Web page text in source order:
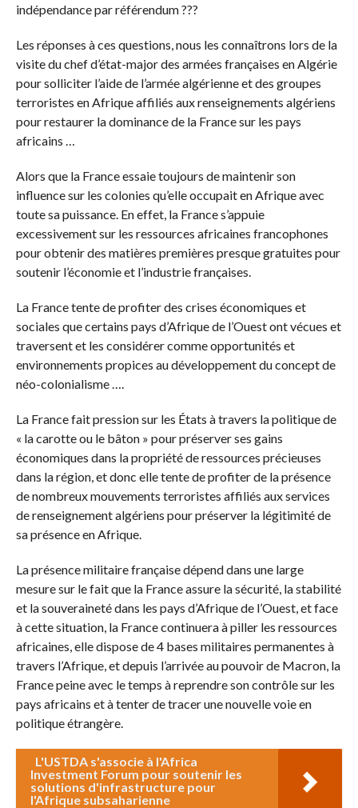
indépendance par référendum ???
Les réponses à ces questions, nous les connaîtrons lors de la
visite du chef d’état-major des armées françaises en Algérie
pour solliciter l’aide de l’armée algérienne et des groupes
terroristes en Afrique affiliés aux renseignements algériens
pour restaurer la dominance de la France sur les pays
africains …
Alors que la France essaie toujours de maintenir son
influence sur les colonies qu’elle occupait en Afrique avec
toute sa puissance. En effet, la France s’appuie
excessivement sur les ressources africaines francophones
pour obtenir des matières premières presque gratuites pour
soutenir l’économie et l’industrie françaises.
La France tente de profiter des crises économiques et
sociales que certains pays d’Afrique de l’Ouest ont vécues et
traversent et les considérer comme opportunités et
environnements propices au développement du concept de
néo-colonialisme ….
La France fait pression sur les États à travers la politique de
« la carotte ou le bâton » pour préserver ses gains
économiques dans la propriété de ressources précieuses
dans la région, et donc elle tente de profiter de la présence
de nombreux mouvements terroristes affiliés aux services
de renseignement algériens pour préserver la légitimité de
sa présence en Afrique.
La présence militaire française dépend dans une large
mesure sur le fait que la France assure la sécurité, la stabilité
et la souveraineté dans les pays d’Afrique de l’Ouest, et face
à cette situation, la France continuera à piller les ressources
africaines, elle dispose de 4 bases militaires permanentes à
travers l’Afrique, et depuis l’arrivée au pouvoir de Macron, la
France peine avec le temps à reprendre son contrôle sur les
pays africains et à tenter de tracer une nouvelle voie en
politique étrangère.
L'USTDA s'associe à l'Africa
Investment Forum pour soutenir les
solutions d'infrastructure pour
l'Afrique subsaharienne